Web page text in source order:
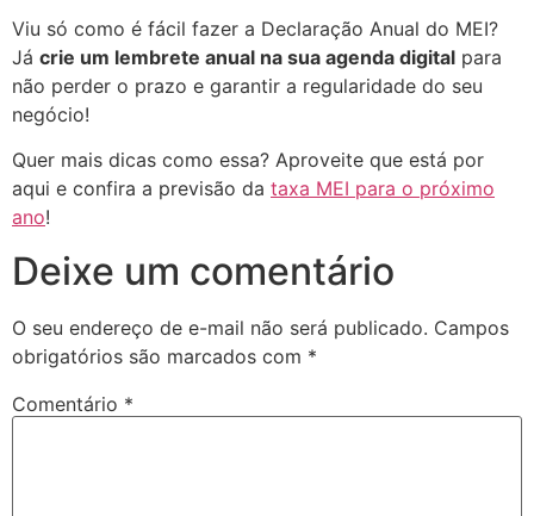
Viu só como é fácil fazer a Declaração Anual do MEI?
Já crie um lembrete anual na sua agenda digital para
não perder o prazo e garantir a regularidade do seu
negócio!
Quer mais dicas como essa? Aproveite que está por
aqui e confira a previsão da taxa MEI para o próximo
ano!
Deixe um comentário
O seu endereço de e-mail não será publicado. Campos
obrigatórios são marcados com *
Comentário *